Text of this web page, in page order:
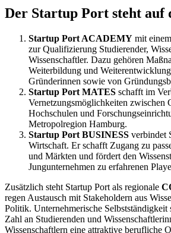
Der Startup Port steht auf
Startup Port ACADEMY mit
zur Qualifizierung Studierender,
Wissenschaftler. Dazu gehören
Weiterbildung und
Gründerinnen sowie von
Startup Port MATES schafft im
Vernetzungsmöglichkeiten zwischen
Hochschulen und
Metropolregion Hamburg.
Startup Port BUSINESS verbindet
Wirtschaft. Er schafft Zugang zu
und Märkten und fördert den
Jungunternehmen zu erfahrenen
Zusätzlich steht Startup Port als regionale
regen Austausch mit Stakeholdern aus
Politik. Unternehmerische Selbstständigkeit
Zahl an Studierenden und
Wissenschaftlern eine attraktive berufliche